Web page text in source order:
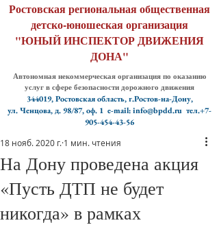
Ростовская региональная общественная
детско-юношеская организация
"ЮНЫЙ ИНСПЕКТОР ДВИЖЕНИЯ
ДОНА"
Автономная некоммерческая организация по оказанию
услуг в сфере безопасности дорожного движения
344019, Ростовская область, г.Ростов-на-Дону,
ул. Ченцова, д. 98/87, оф. 1 e-mail: info@bpdd.ru тел.+7-
905-454-43-56
На Дону проведена акция
«Пусть ДТП не будет
никогда» в рамках
18 нояб. 2020 г. 1 мин. чтения